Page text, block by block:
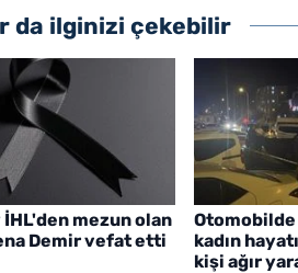
da ilginizi çekebilir
İHL'den mezun olan
Demir vefat etti
kadın
kişi ağır